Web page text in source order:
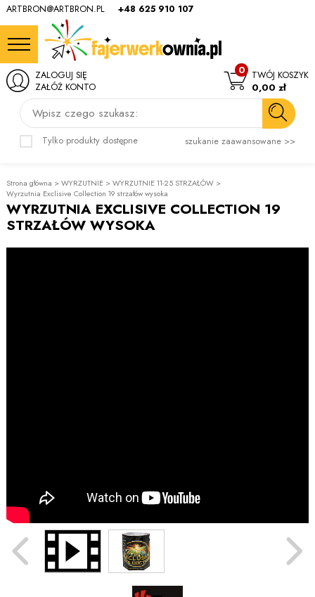
ARTBRON@ARTBRON.PL +48 625 910 107
Wpisz czego szukasz:
Tylko produkty dostępne szukanie zaawansowane >>
ZALOGUJ SIĘ
ZAŁÓŻ KONTO
TWÓJ KOSZYK
0
0,00 zł
Strona główna >WYRZUTNIE >WYRZUTNIE 11-25 STRZAŁÓW >
Wyrzutnia Exclisive Collection 19 strzałów wysoka
WYRZUTNIA EXCLISIVE COLLECTION 19
STRZAŁÓW WYSOKA